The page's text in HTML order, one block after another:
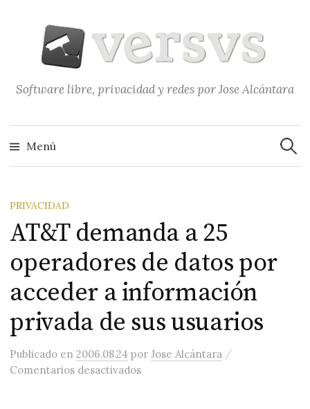
contenido
Software libre, privacidad y redes por Jose Alcántara
Menú
PRIVACIDAD
AT&T demanda a 25
operadores de datos por
acceder a información
privada de sus usuarios
Publicado en2006.08.24 porJose Alcántara /
Comentarios desactivadosen AT&T demanda a 25